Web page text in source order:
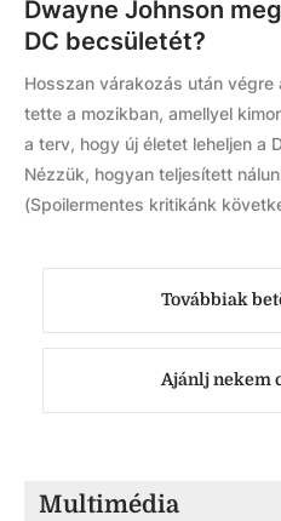
Dwayne Johnson
DC becsületét?
Hosszan várakozás után
tette a mozikban, amellyel
a terv, hogy új életet leheljen a
Nézzük, hogyan teljesített
(Spoilermentes kritikánk
Továbbiak
Ajánlj nekem
Multimédia